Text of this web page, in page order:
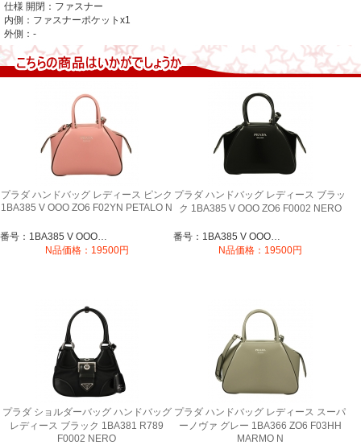
仕様 開閉：ファスナー
内側：ファスナーポケットx1
外側：-
プラダ ハンドバッグ レディース ピンク
1BA385 V OOO ZO6 F02YN PETALO N
番号：1BA385 V OOO ZO6 F02YN
N品価格：19500円
プラダ ハンドバッグ レディース ブラッ
ク 1BA385 V OOO ZO6 F0002 NERO
番号：1BA385 V OOO ZO6 F0002
N品価格：19500円
プラダ ショルダーバッグ ハンドバッグ
レディース ブラック 1BA381 R789
F0002 NERO
プラダ ハンドバッグ レディース スーパ
ーノヴァ グレー 1BA366 ZO6 F03HH
MARMO N